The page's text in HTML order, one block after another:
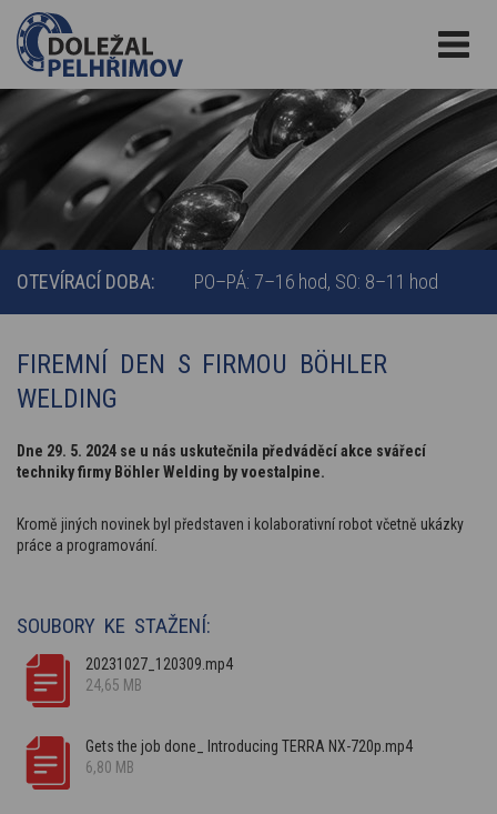
OTEVÍRACÍ DOBA: PO–PÁ: 7–16 hod SO: 8–11 hod
FIREMNÍ DEN S FIRMOU BÖHLER
WELDING
Dne 29. 5. 2024 se u nás uskutečnila předváděcí akce svářecí
techniky firmy Böhler Welding by voestalpine.
Kromě jiných novinek byl představen i kolaborativní robot včetně ukázky
práce a programování.
SOUBORY KE STAŽENÍ:
20231027_120309.mp4
24,65 MB
Gets the job done_ Introducing TERRA NX-720p.mp4
6,80 MB